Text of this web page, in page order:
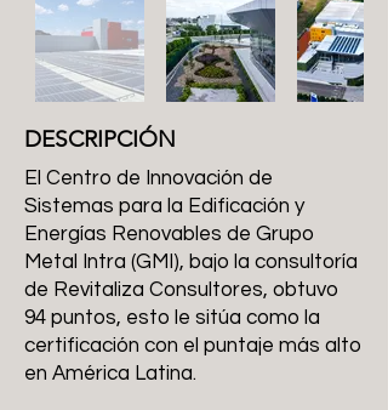
DESCRIPCIÓN
El Centro de Innovación de
Sistemas para la Edificación y
Energías Renovables de Grupo
Metal Intra (GMI), bajo la consultoría
de Revitaliza Consultores, obtuvo
94 puntos, esto le sitúa como la
certificación con el puntaje más alto
en América Latina.